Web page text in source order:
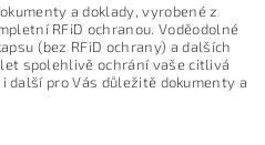
a doklady, vyrobené z
RFiD ochranou. Voděodolné
(bez RFiD ochrany) a dalších
spolehlivě ochrání vaše citlivá
další pro Vás důležitě dokumenty a